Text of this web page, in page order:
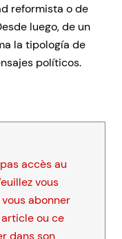
reformista o de
luego, de un
la tipología de
políticos.
accès au
vous
vous abonner
ou ce
dans son